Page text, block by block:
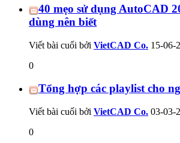
40 mẹo sử dụng AutoCAD
dùng nên biết
Viết bài cuối bởi VietCAD Co. 15-06-
0
Tổng hợp các playlist cho
Viết bài cuối bởi VietCAD Co. 03-03-
0